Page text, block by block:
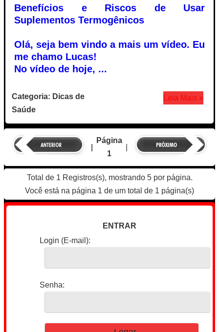
Benefícios e Riscos de Usar
Suplementos Termogênicos
Olá, seja bem vindo a mais um vídeo. Eu
me chamo Lucas!
No vídeo de hoje, ...
Categoria: Dicas de
Saúde
Leia Mais »
Página
1
Total de 1 Registros(s), mostrando 5 por página.
Você está na página 1 de um total de 1 página(s)
ENTRAR
Login (E-mail):
Senha: